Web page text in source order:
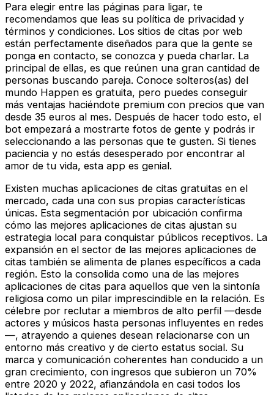
Para elegir entre las páginas para ligar, te
recomendamos que leas su política de privacidad y
términos y condiciones. Los sitios de citas por web
están perfectamente diseñados para que la gente se
ponga en contacto, se conozca y pueda charlar. La
principal de ellas, es que reúnen una gran cantidad de
personas buscando pareja. Conoce solteros(as) del
mundo Happen es gratuita, pero puedes conseguir
más ventajas haciéndote premium con precios que van
desde 35 euros al mes. Después de hacer todo esto, el
bot empezará a mostrarte fotos de gente y podrás ir
seleccionando a las personas que te gusten. Si tienes
paciencia y no estás desesperado por encontrar al
amor de tu vida, esta app es genial.
Existen muchas aplicaciones de citas gratuitas en el
mercado, cada una con sus propias características
únicas. Esta segmentación por ubicación confirma
cómo las mejores aplicaciones de citas ajustan su
estrategia local para conquistar públicos receptivos. La
expansión en el sector de las mejores aplicaciones de
citas también se alimenta de planes específicos a cada
región. Esto la consolida como una de las mejores
aplicaciones de citas para aquellos que ven la sintonía
religiosa como un pilar imprescindible en la relación. Es
célebre por reclutar a miembros de alto perfil —desde
actores y músicos hasta personas influyentes en redes
—, atrayendo a quienes desean relacionarse con un
entorno más creativo y de cierto estatus social. Su
marca y comunicación coherentes han conducido a un
gran crecimiento, con ingresos que subieron un 70%
entre 2020 y 2022, afianzándola en casi todos los